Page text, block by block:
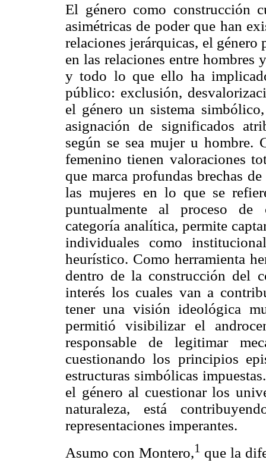
El género como construcción
asimétricas de poder que han
relaciones jerárquicas, el
en las relaciones entre hombres
y todo lo que ello ha
público: exclusión,
el género un sistema
asignación de significados
según se sea mujer u
femenino tienen valoraciones
que marca profundas brechas
las mujeres en lo que se
puntualmente al proceso de
categoría analítica, permite
individuales como
heurístico. Como herramienta
dentro de la construcción del
interés los cuales van a
tener una visión ideológica
permitió visibilizar el
responsable de legitimar
cuestionando los principios
estructuras simbólicas
el género al cuestionar los
naturaleza, está
representaciones imperantes.
Asumo con Montero,1 que la